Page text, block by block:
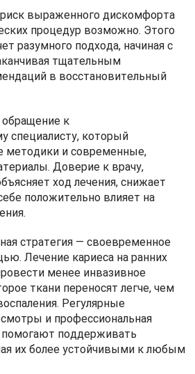
выраженного дискомфорта
процедур возможно. Этого
разумного подхода, начиная с
тщательным
в восстановительный
к
специалисту, который
методики и современные,
Доверие к врачу,
ход лечения, снижает
положительно влияет на
стратегия — своевременное
Лечение кариеса на ранних
менее инвазивное
ткани переносят легче, чем
Регулярные
и профессиональная
помогают поддерживать
их более устойчивыми к любым